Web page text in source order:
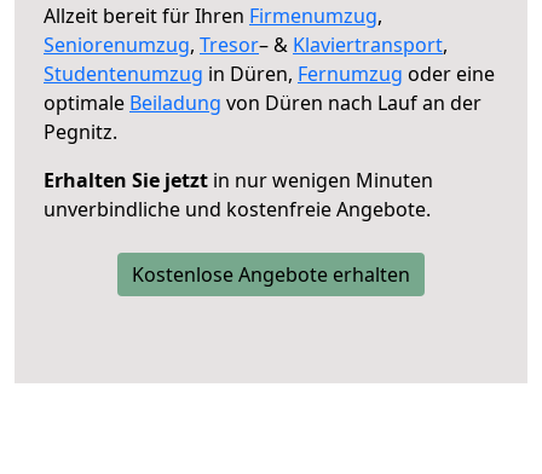
Allzeit bereit für Ihren Firmenumzug,
Seniorenumzug, Tresor– & Klaviertransport,
Studentenumzug in Düren, Fernumzug oder eine
optimale Beiladung von Düren nach Lauf an der
Pegnitz.
Erhalten Sie jetzt in nur wenigen Minuten
unverbindliche und kostenfreie Angebote.
Kostenlose Angebote erhalten